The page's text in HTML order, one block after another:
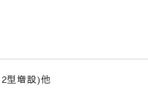
型増設)他